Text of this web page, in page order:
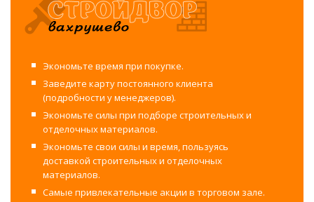
Экономьте время при покупке.
Заведите карту постоянного клиента
(подробности у менеджеров).
Экономьте силы при подборе строительных и
отделочных материалов.
Экономьте свои силы и время, пользуясь
доставкой строительных и отделочных
материалов.
Самые привлекательные акции в торговом зале.